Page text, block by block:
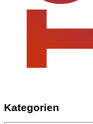
Kategorien